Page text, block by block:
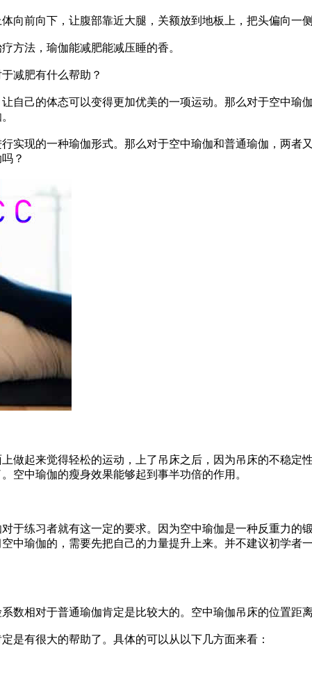
前向下，让腹部靠近大腿，关额放到地板上，把头偏向一
法，瑜伽能减肥能减压睡的香。
减肥有什么帮助？
己的体态可以变得更加优美的一项运动。那么对于空中瑜
现的一种瑜伽形式。那么对于空中瑜伽和普通瑜伽，两者
？
起来觉得轻松的运动，上了吊床之后，因为吊床的不稳定
空中瑜伽的瘦身效果能够起到事半功倍的作用。
练习者就有这一定的要求。因为空中瑜伽是一种反重力的
中瑜伽的，需要先把自己的力量提升上来。并不建议初学
相对于普通瑜伽肯定是比较大的。空中瑜伽吊床的位置距
有很大的帮助了。具体的可以从以下几方面来看：